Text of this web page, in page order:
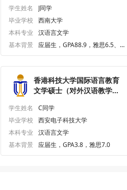
学生姓名
J同学
毕业学校
西南大学
本科专业
汉语言文学
基本背景
应届生，GPA88.9，雅思6.5、
香港科技大学国际语言教育
文学硕士（对外汉语教学）
学生姓名
C同学
毕业学校
西安电子科技大学
本科专业
汉语言文学
基本背景
应届生，GPA3.8，雅思7.0